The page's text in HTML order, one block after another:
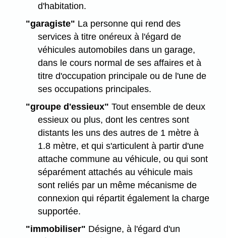
d'habitation.
"garagiste" La personne qui rend des
services à titre onéreux à l'égard de
véhicules automobiles dans un garage,
dans le cours normal de ses affaires et à
titre d'occupation principale ou de l'une de
ses occupations principales.
"groupe d'essieux" Tout ensemble de deux
essieux ou plus, dont les centres sont
distants les uns des autres de 1 mètre à
1.8 mètre, et qui s'articulent à partir d'une
attache commune au véhicule, ou qui sont
séparément attachés au véhicule mais
sont reliés par un même mécanisme de
connexion qui répartit également la charge
supportée.
"immobiliser" Désigne, à l'égard d'un